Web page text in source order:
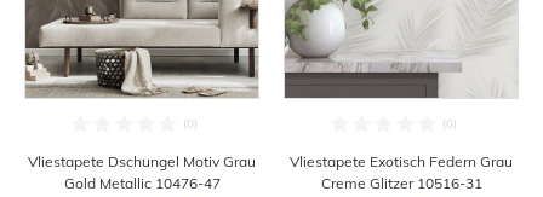
Vliestapete Dschungel Motiv Grau
Gold Metallic 10476-47
Vliestapete Exotisch Federn Grau
Creme Glitzer 10516-31